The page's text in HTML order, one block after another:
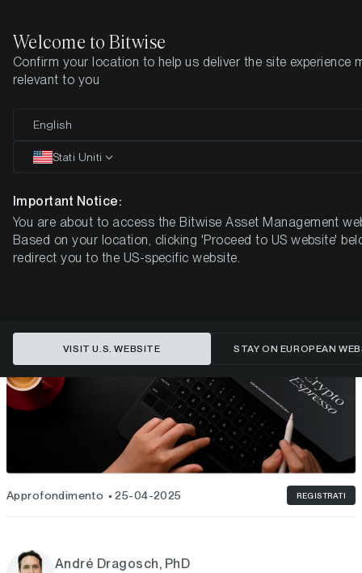
Pagina iniziale Ricerca
Questo articolo è disponibile solo in lingua inglese
Bitcoin, bonos y el nuevo régimen
de mercado
Approfondimento 25-04-2025 REGISTRATI
André Dragosch, PhD
Welcome to Bitwise
Confirm your location to help us deliver the site experience
relevant to you
English
Stati Uniti
Important Notice:
You are about to access the Bitwise Asset Management
Based on your location, clicking 'Proceed to US website'
redirect you to the US-specific website.
VISIT U.S. WEBSITE STAY ON EUROPEAN